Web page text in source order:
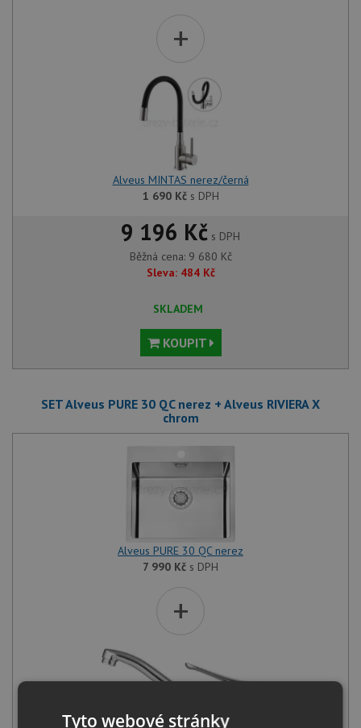
+
Alveus MINTAS nerez/černá
1 690 Kčs DPH
9 196 Kč s DPH
Běžná cena: 9 680 Kč
Sleva: 484 Kč
SKLADEM
KOUPIT
SET Alveus PURE 30 QC nerez + Alveus RIVIERA X
chrom
Alveus PURE 30 QC nerez
7 990 Kč s DPH
+
Tyto webové stránky